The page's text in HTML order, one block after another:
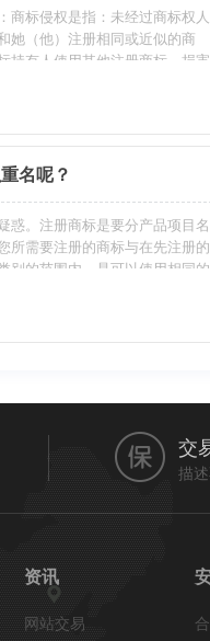
商标侵权是指：未经过商标权人
她（他）注册相同或近似的商
持有人使用其他注册商标，损害
。侵权的人通常需要承担侵权
承担赔偿的责任。情节严重
名呢？
惑。注册商标是要分产品项目名
所需要注册的商标与在先注册的
别的范围内，是可以使用相同的
。
交
描
资讯
网站交易